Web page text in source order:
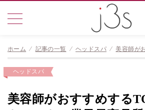
ホーム ⁄ 記事の一覧 ⁄ ヘッドスパ ⁄ 美容師がおすすめす
ヘッドスパ
美容師がおすすめする